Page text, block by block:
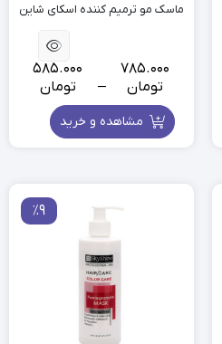
ماسک مو ترمیم کننده اسکای شاین
785.000
تومان
–
585.000
تومان
مشاهده و خرید
٪9